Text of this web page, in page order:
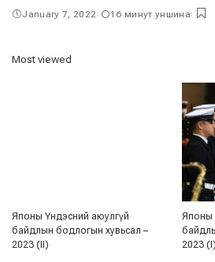
January 7, 2022 16 минут уншина
Most viewed
Японы Үндэсний аюулгүй
байдлын бодлогын хувьсал –
2023 (II)
Японы
2023 (I)